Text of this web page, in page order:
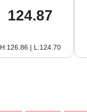
124.87
H:126.86 | L:124.70